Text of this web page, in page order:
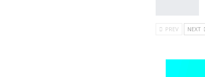
PREV NEXT